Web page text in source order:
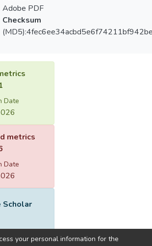
Adobe PDF
Checksum
Date
metrics
Date
Scholar
your personal information for the